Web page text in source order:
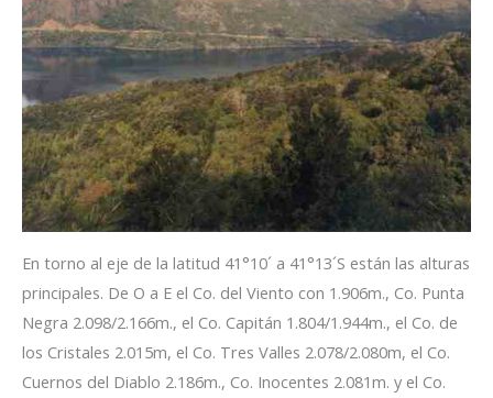
En torno al eje de la latitud 41°10´ a 41°13´S están las alturas
principales. De O a E el Co. del Viento con 1.906m., Co. Punta
Negra 2.098/2.166m., el Co. Capitán 1.804/1.944m., el Co. de
los Cristales 2.015m, el Co. Tres Valles 2.078/2.080m, el Co.
Cuernos del Diablo 2.186m., Co. Inocentes 2.081m. y el Co.